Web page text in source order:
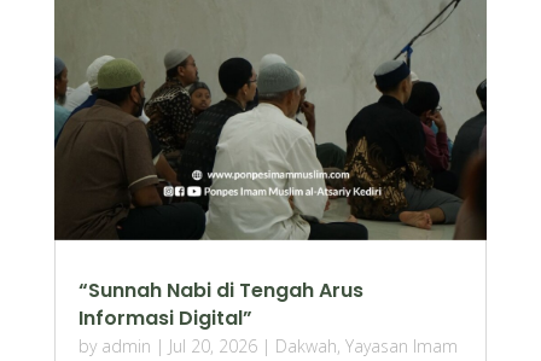
“Sunnah Nabi di Tengah Arus
Informasi Digital”
by admin | Jul 20, 2026| Dakwah, Yayasan Imam